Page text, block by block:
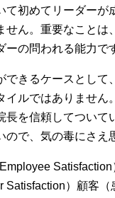
初めてリーダー
ん。重要なこと
の問われる能力で
きるケースとし
イルではありませ
長を信頼してつい
で、気の毒にさえ
Satisfaction）顧客